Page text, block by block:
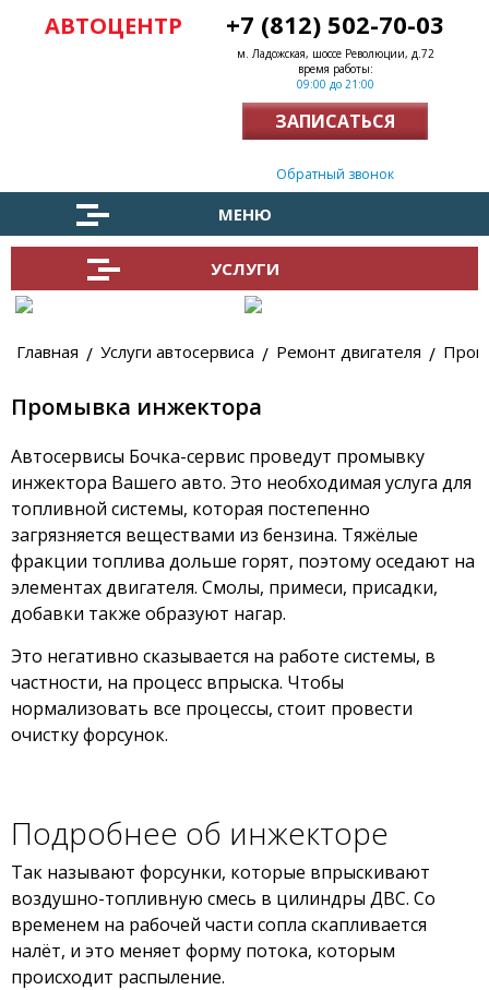
АВТОЦЕНТР +7 (812) 502-70-03
Заказать обратный звонок
м. Ладожская, шоссе Революции, д.72
время работы:
09:00 до 21:00
ЗАПИСАТЬСЯ
МЕНЮ
УСЛУГИ
Главная Услуги автосервиса Ремонт двигателя
Промывка инжектора
Автосервисы Бочка-сервис проведут промывку
инжектора Вашего авто. Это необходимая услуга для
топливной системы, которая постепенно
загрязняется веществами из бензина. Тяжёлые
фракции топлива дольше горят, поэтому оседают на
элементах двигателя. Смолы, примеси, присадки,
добавки также образуют нагар.
Это негативно сказывается на работе системы, в
частности, на процесс впрыска. Чтобы
нормализовать все процессы, стоит провести
очистку форсунок.
Подробнее об инжекторе
Так называют форсунки, которые впрыскивают
воздушно-топливную смесь в цилиндры ДВС. Со
временем на рабочей части сопла скапливается
налёт, и это меняет форму потока, которым
происходит распыление.